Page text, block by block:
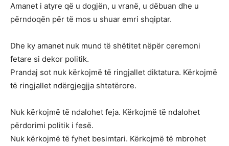
Amanet i atyre që u dogjën, u vranë, u dëbuan dhe u
përndoqën për të mos u shuar emri shqiptar.
Dhe ky amanet nuk mund të shëtitet nëpër ceremoni
fetare si dekor politik.
Prandaj sot nuk kërkojmë të ringjallet diktatura. Kërkojmë
të ringjallet ndërgjegjja shtetërore.
Nuk kërkojmë të ndalohet feja. Kërkojmë të ndalohet
përdorimi politik i fesë.
Nuk kërkojmë të fyhet besimtari. Kërkojmë të mbrohet